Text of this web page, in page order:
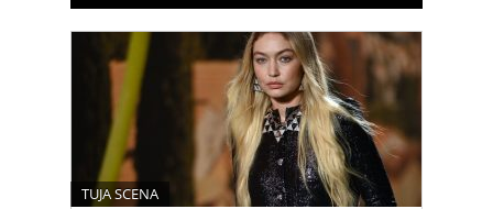
TUJA SCENA